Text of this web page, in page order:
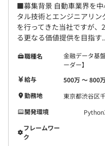
■募集背景 自動車業界を
タル技術とエンジニアリ
を行ってきた当社ですが
る更なる価値提供を目指す
職種名
金融データ基
ーダー】
給与
500万 〜 800
勤務地
東京都渋谷区
開発環境
フレームワー
ク